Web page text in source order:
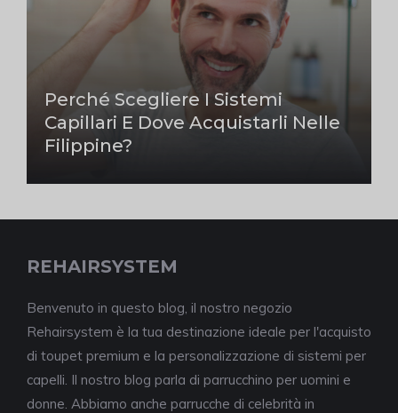
Perché Scegliere I Sistemi
Capillari E Dove Acquistarli Nelle
Filippine?
REHAIRSYSTEM
Benvenuto in questo blog, il nostro negozio
Rehairsystem è la tua destinazione ideale per l'acquisto
di toupet premium e la personalizzazione di sistemi per
capelli. Il nostro blog parla di parrucchino per uomini e
donne. Abbiamo anche parrucche di celebrità in